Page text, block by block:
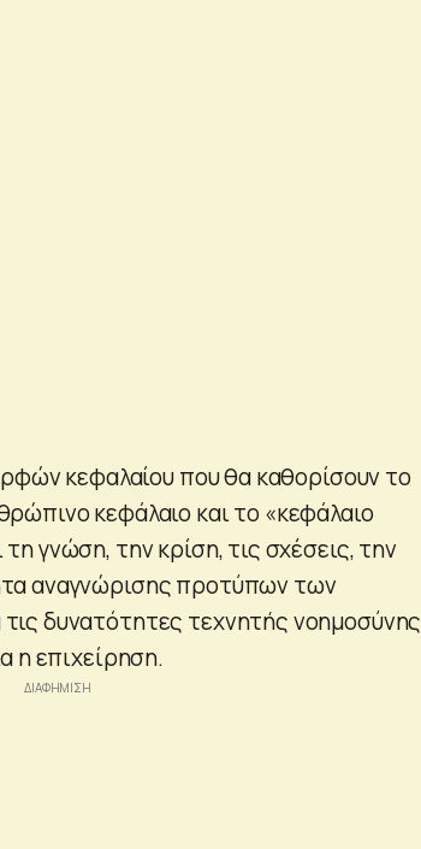
κεφαλαίου που θα καθορίσουν το
κεφάλαιο και το «κεφάλαιο
γνώση, την κρίση, τις σχέσεις, την
αναγνώρισης προτύπων των
δυνατότητες τεχνητής νοημοσύνης
η επιχείρηση.